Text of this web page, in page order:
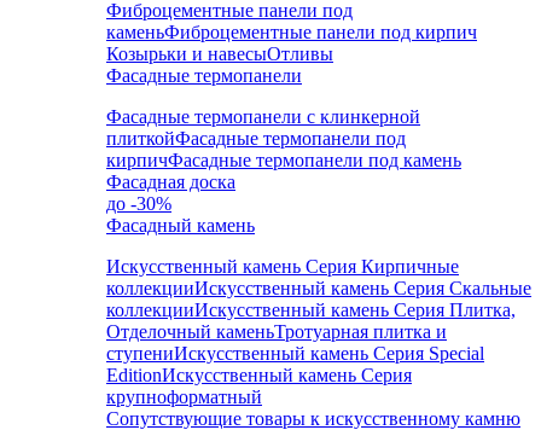
Фиброцементные панели под
каменьФиброцементные панели под кирпич
Козырьки и навесыОтливы
Фасадные термопанели
Фасадные термопанели с клинкерной
плиткойФасадные термопанели под
кирпичФасадные термопанели под камень
Фасадная доска
до -30%
Фасадный камень
Искусственный камень Серия Кирпичные
коллекцииИскусственный камень Серия Скальные
коллекцииИскусственный камень Серия Плитка,
Отделочный каменьТротуарная плитка и
ступениИскусственный камень Серия Special
EditionИскусственный камень Серия
крупноформатный
Сопутствующие товары к искусственному камню